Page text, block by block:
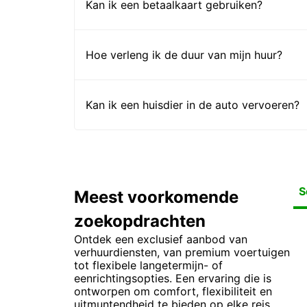
Kan ik een betaalkaart gebruiken?
Hoe verleng ik de duur van mijn huur?
Kan ik een huisdier in de auto vervoeren?
Meest voorkomende
zoekopdrachten
Ontdek een exclusief aanbod van
verhuurdiensten, van premium voertuigen
tot flexibele langetermijn- of
eenrichtingsopties. Een ervaring die is
ontworpen om comfort, flexibiliteit en
uitmuntendheid te bieden op elke reis.